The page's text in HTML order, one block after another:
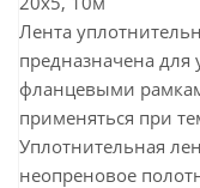
Лента
предназначена
фланцевыми
применяться при
Уплотнительная
неопреновое